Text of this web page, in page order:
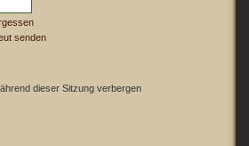
senden
dieser Sitzung verbergen